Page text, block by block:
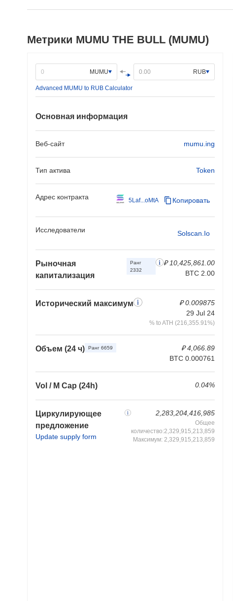
Метрики MUMU THE BULL (MUMU)
MUMU RUB
Advanced MUMU to RUB Calculator
Основная информация
Веб-сайт mumu.ing
Тип актива Token
Адрес контракта 5Laf...oMtA Копировать
Исследователи Solscan.io
Рыночная
капитализация
Ранг
2332
₽ 10,425,861.00
BTC 2.00
Исторический максимум
₽ 0.009875
29 Jul 24
% to ATH (216,355.91%)
Объем (24 ч) Ранг 6659
₽ 4,066.89
BTC 0.000761
Vol / M Cap (24h) 0.04%
Циркулирующее
предложение
Update supply form
2,283,204,416,985
Общее
количество:2,329,915,213,859
Максимум: 2,329,915,213,859